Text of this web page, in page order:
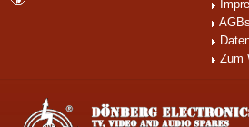
AGBs
Zum